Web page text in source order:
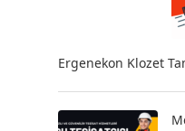
Ergenekon Klozet